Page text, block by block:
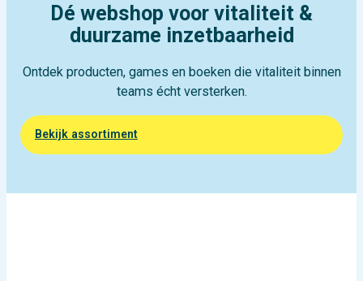
Dé webshop voor vitaliteit &
duurzame inzetbaarheid
Ontdek producten, games en boeken die vitaliteit binnen
teams écht versterken.
Bekijk assortiment